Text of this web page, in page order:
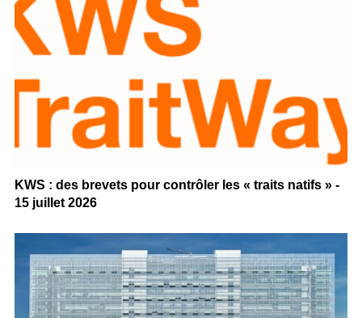
KWS : des brevets pour contrôler les « traits natifs » -
15 juillet 2026